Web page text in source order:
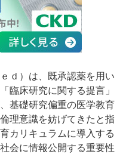
ｄ）は、既承認薬を用い
臨床研究に関する提言」
基礎研究偏重の医学教育
理意識を妨げてきたと指
カリキュラムに導入する
会に情報公開する重要性